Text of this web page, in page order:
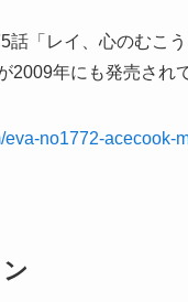
話「レイ、心のむこ
2009年にも発売され
eva-no1772-acecook-